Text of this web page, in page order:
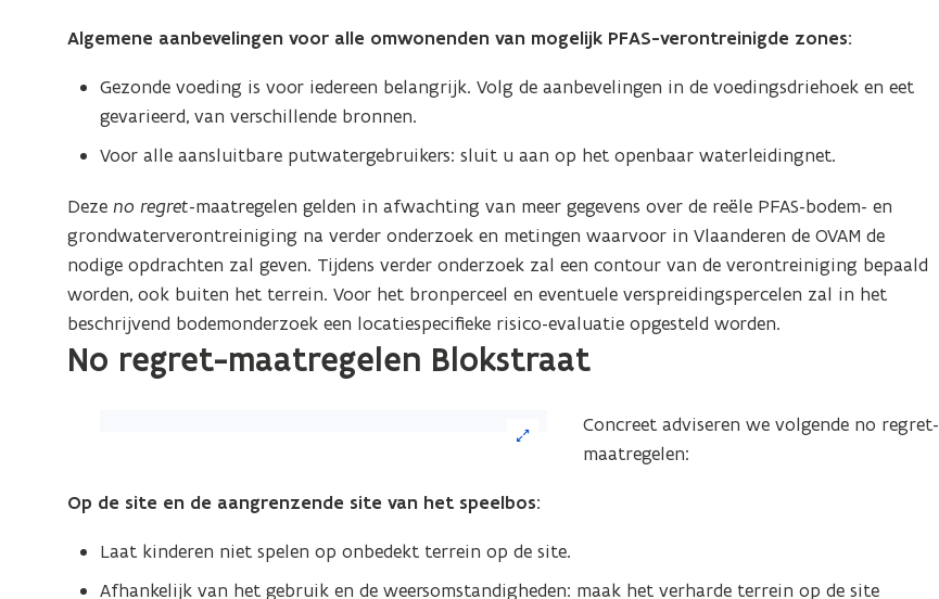
Algemene aanbevelingen voor alle omwonenden van mogelijk PFAS-verontreinigde zones:
Gezonde voeding is voor iedereen belangrijk. Volg de aanbevelingen in de voedingsdriehoek en eet
gevarieerd, van verschillende bronnen.
Voor alle aansluitbare putwatergebruikers: sluit u aan op het openbaar waterleidingnet.
Dezeno regret-maatregelen gelden in afwachting van meer gegevens over de reële PFAS-bodem- en
grondwaterverontreiniging na verder onderzoek en metingen waarvoor in Vlaanderen de OVAM de
nodige opdrachten zal geven. Tijdens verder onderzoek zal een contour van de verontreiniging bepaald
worden, ook buiten het terrein. Voor het bronperceel en eventuele verspreidingspercelen zal in het
beschrijvend bodemonderzoek een locatiespecifieke risico-evaluatie opgesteld worden.
No regret-maatregelen Blokstraat
afbeelding
voor
Concreet adviseren we volgende no regret-
maatregelen:
Op de site en de aangrenzende site van het speelbos:
Laat kinderen niet spelen op onbedekt terrein op de site.
Afhankelijk van het gebruik en de weersomstandigheden: maak het verharde terrein op de site